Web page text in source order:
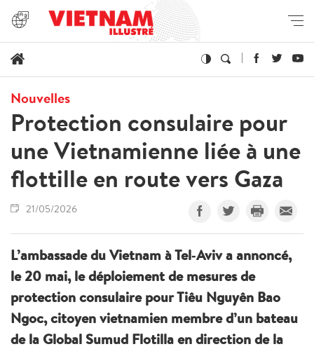
Nouvelles
Protection consulaire pour
une Vietnamienne liée à une
flottille en route vers Gaza
21/05/2026
L’ambassade du Vietnam à Tel‑Aviv a annoncé,
le 20 mai, le déploiement de mesures de
protection consulaire pour Tiêu Nguyên Bao
Ngoc, citoyen vietnamien membre d’un bateau
de la Global Sumud Flotilla en direction de la